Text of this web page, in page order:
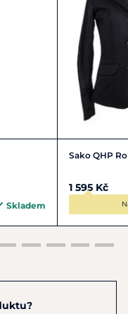
Skladem
Sako QHP
1 595 Kč